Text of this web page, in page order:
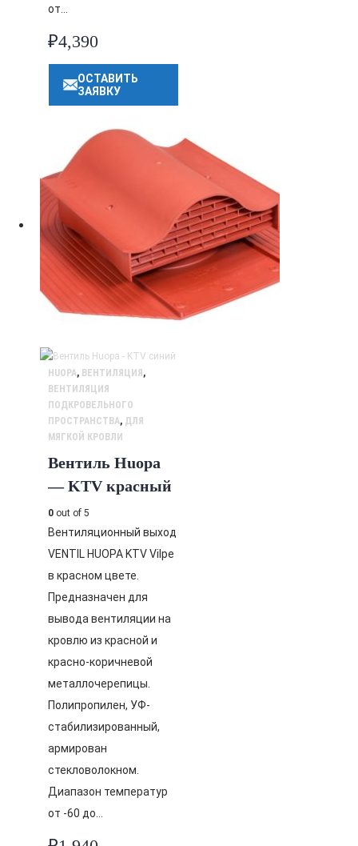
от…
₽4,390
ОСТАВИТЬ
ЗАЯВКУ
HUOPA, ВЕНТИЛЯЦИЯ,
ВЕНТИЛЯЦИЯ
ПОДКРОВЕЛЬНОГО
ПРОСТРАНСТВА, ДЛЯ
МЯГКОЙ КРОВЛИ
Вентиль Huopa
— KTV красный
0 out of 5
Вентиляционный выход
VENTIL HUOPA KTV Vilpe
в красном цвете.
Предназначен для
вывода вентиляции на
кровлю из красной и
красно-коричневой
металлочерепицы.
Полипропилен, УФ-
стабилизированный,
армирован
стекловолокном.
Диапазон температур
от -60 до…